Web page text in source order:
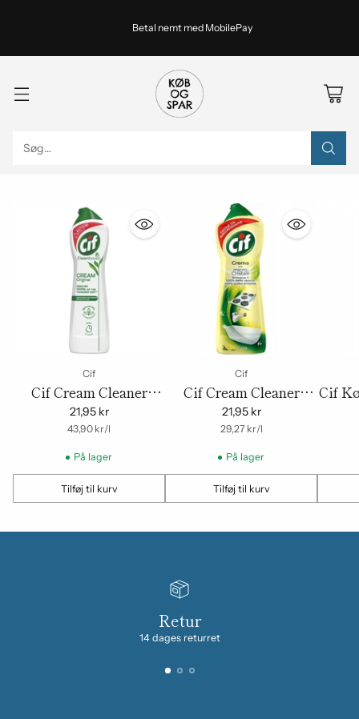
Søg…
Betal nemt med MobilePay
Cif
Cif Cream Cleaner
Original 750ml –
Effektiv
Rengøringscreme
21,95 kr
Enhedspris
43,90 kr/
om l
På lager
Tilføj til kurv
Mængde
Cif
Cif Cream Cleaner
Lemon 750ml – Effektiv
og frisk rengøring
21,95 kr
Enhedspris
29,27 kr/
om l
På lager
Tilføj til kurv
Mængde
Cif
Retur
14 dages returret